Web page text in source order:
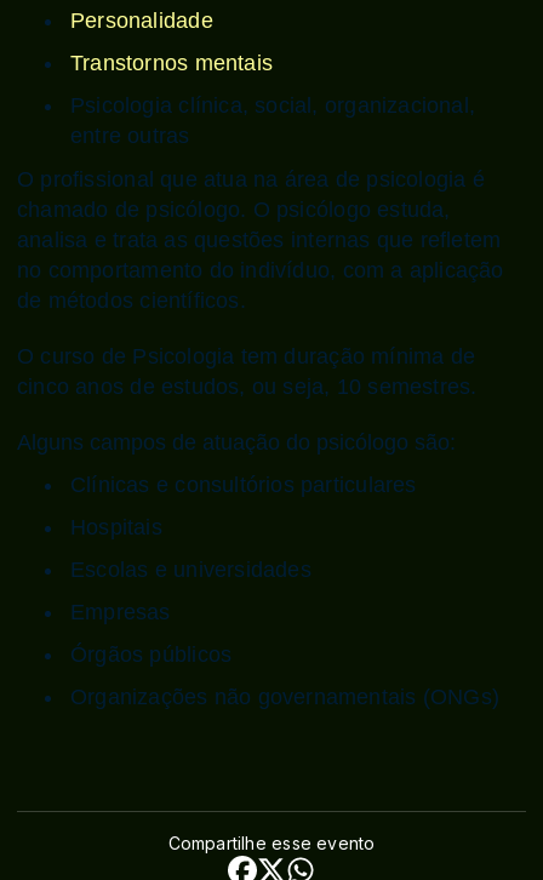
Personalidade
Transtornos mentais
Psicologia clínica, social, organizacional,
entre outras
O profissional que atua na área de psicologia é
chamado de psicólogo. O psicólogo estuda,
analisa e trata as questões internas que refletem
no comportamento do indivíduo, com a aplicação
de métodos científicos.
O curso de Psicologia tem duração mínima de
cinco anos de estudos, ou seja, 10 semestres.
Alguns campos de atuação do psicólogo são:
Clínicas e consultórios particulares
Hospitais
Escolas e universidades
Empresas
Órgãos públicos
Organizações não governamentais (ONGs)
Compartilhe esse evento